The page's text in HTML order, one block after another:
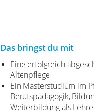
Das bringst du mit
Eine erfolgreich
Altenpflege
Ein Masterstudium im
Berufspädagogik,
Weiterbildung als